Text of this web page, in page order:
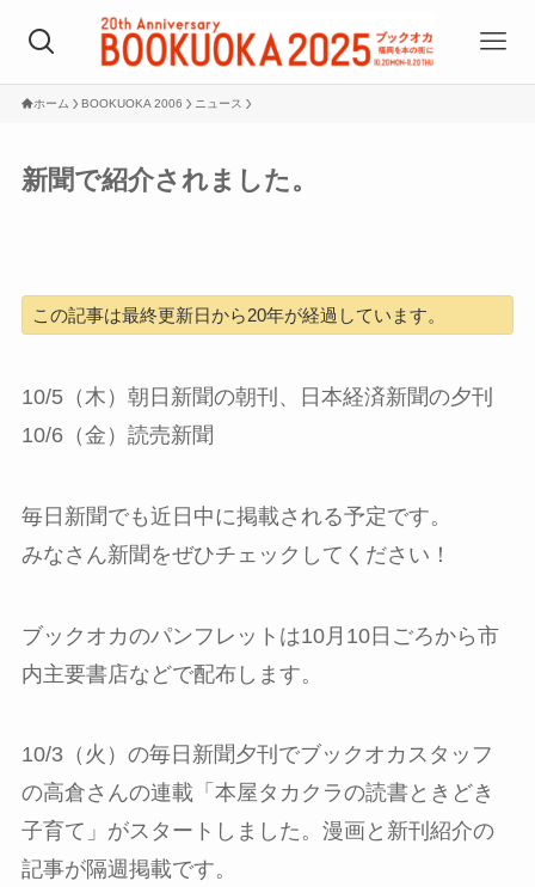
ホーム BOOKUOKA 2006 ニュース
新聞で紹介されました。
この記事は最終更新日から20年が経過しています。
10/5（木）朝日新聞の朝刊、日本経済新聞の夕刊
10/6（金）読売新聞
毎日新聞でも近日中に掲載される予定です。
みなさん新聞をぜひチェックしてください！
ブックオカのパンフレットは10月10日ごろから市
内主要書店などで配布します。
10/3（火）の毎日新聞夕刊でブックオカスタッフ
の高倉さんの連載「本屋タカクラの読書ときどき
子育て」がスタートしました。漫画と新刊紹介の
記事が隔週掲載です。